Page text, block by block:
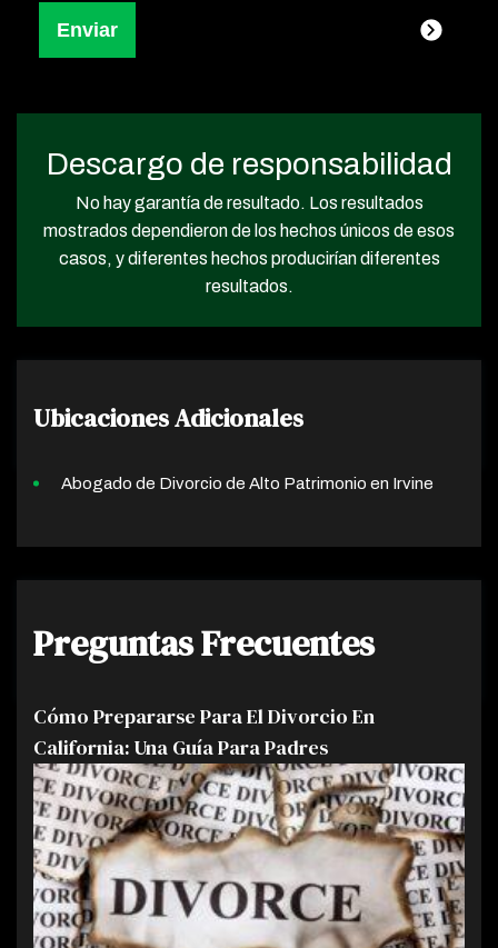
Descargo de responsabilidad
No hay garantía de resultado. Los resultados
mostrados dependieron de los hechos únicos de esos
casos, y diferentes hechos producirían diferentes
resultados.
Ubicaciones Adicionales
Abogado de Divorcio de Alto Patrimonio en Irvine
Preguntas Frecuentes
Cómo Prepararse Para El Divorcio En
California: Una Guía Para Padres